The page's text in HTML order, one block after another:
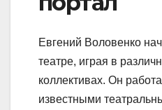
Евгений Воловенко
театре, играя в
коллективах. Он
известными